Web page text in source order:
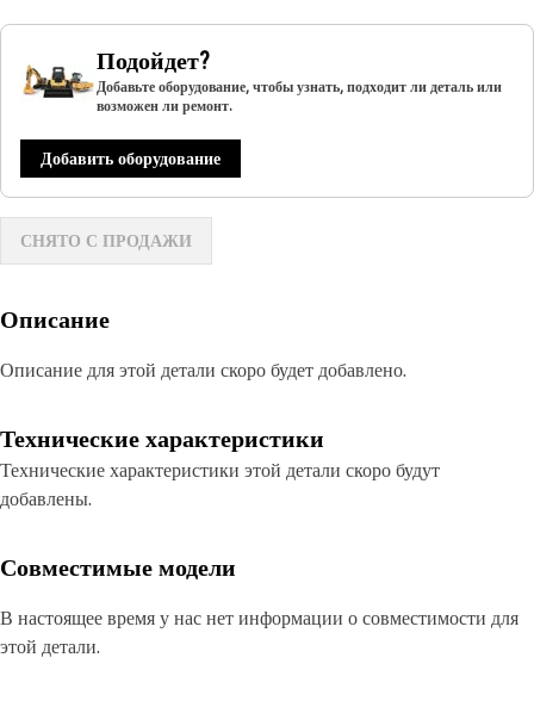
Подойдет?
Добавьте оборудование, чтобы узнать, подходит ли деталь или
возможен ли ремонт.
Добавить оборудование
СНЯТО С ПРОДАЖИ
Описание
Описание для этой детали скоро будет добавлено.
Технические характеристики
Технические характеристики этой детали скоро будут
добавлены.
Совместимые модели
В настоящее время у нас нет информации о совместимости для
этой детали.